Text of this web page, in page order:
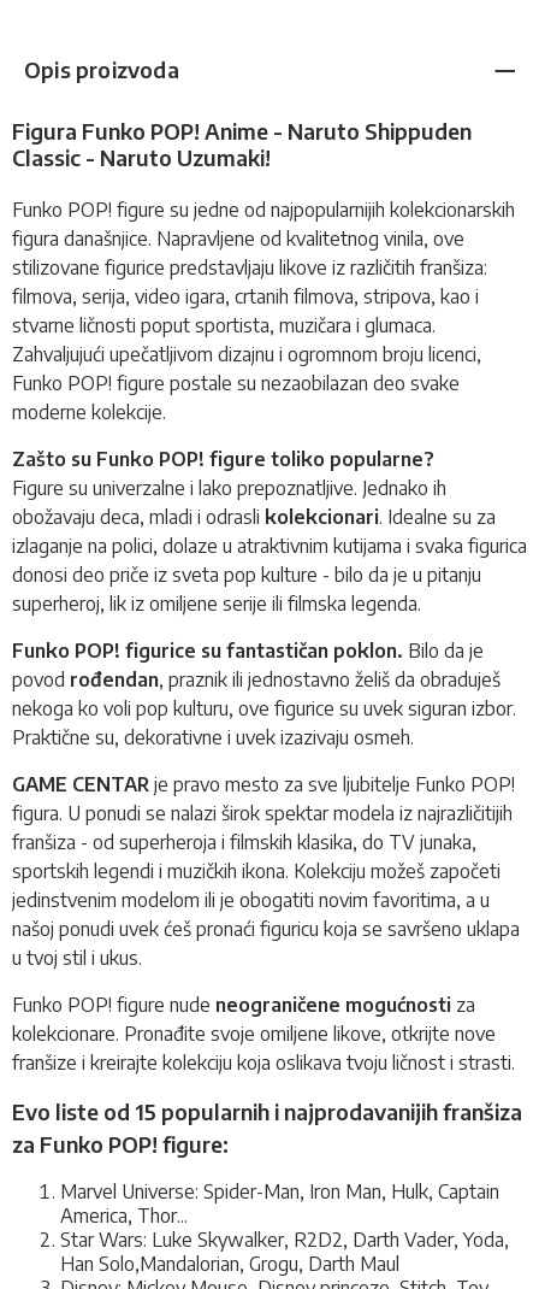
Opis proizvoda
Figura Funko POP! Anime - Naruto Shippuden
Classic - Naruto Uzumaki!
Funko POP! figure su jedne od najpopularnijih kolekcionarskih
figura današnjice. Napravljene od kvalitetnog vinila, ove
stilizovane figurice predstavljaju likove iz različitih franšiza:
filmova, serija, video igara, crtanih filmova, stripova, kao i
stvarne ličnosti poput sportista, muzičara i glumaca.
Zahvaljujući upečatljivom dizajnu i ogromnom broju licenci,
Funko POP! figure postale su nezaobilazan deo svake
moderne kolekcije.
Zašto su Funko POP! figure toliko popularne?
Figure su univerzalne i lako prepoznatljive. Jednako ih
obožavaju deca, mladi i odrasli kolekcionari. Idealne su za
izlaganje na polici, dolaze u atraktivnim kutijama i svaka figurica
donosi deo priče iz sveta pop kulture - bilo da je u pitanju
superheroj, lik iz omiljene serije ili filmska legenda.
Funko POP! figurice su fantastičan poklon. Bilo da je
povod rođendan, praznik ili jednostavno želiš da obraduješ
nekoga ko voli pop kulturu, ove figurice su uvek siguran izbor.
Praktične su, dekorativne i uvek izazivaju osmeh.
GAME CENTAR je pravo mesto za sve ljubitelje Funko POP!
figura. U ponudi se nalazi širok spektar modela iz najrazličitijih
franšiza - od superheroja i filmskih klasika, do TV junaka,
sportskih legendi i muzičkih ikona. Kolekciju možeš započeti
jedinstvenim modelom ili je obogatiti novim favoritima, a u
našoj ponudi uvek ćeš pronaći figuricu koja se savršeno uklapa
u tvoj stil i ukus.
Funko POP! figure nude neograničene mogućnosti za
kolekcionare. Pronađite svoje omiljene likove, otkrijte nove
franšize i kreirajte kolekciju koja oslikava tvoju ličnost i strasti.
Evo liste od 15 popularnih i najprodavanijih franšiza
za Funko POP! figure:
Marvel Universe: Spider-Man, Iron Man, Hulk, Captain
America, Thor...
Star Wars: Luke Skywalker, R2D2, Darth Vader, Yoda,
Han Solo,Mandalorian, Grogu, Darth Maul